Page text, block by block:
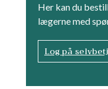
Her kan du
lægerne med
Log på